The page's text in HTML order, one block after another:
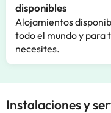
disponibles
Alojamientos
todo el mundo y para
necesites.
Instalaciones y